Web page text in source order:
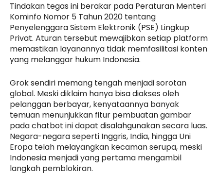
Tindakan tegas ini berakar pada Peraturan Menteri
Kominfo Nomor 5 Tahun 2020 tentang
Penyelenggara Sistem Elektronik (PSE) Lingkup
Privat. Aturan tersebut mewajibkan setiap platform
memastikan layanannya tidak memfasilitasi konten
yang melanggar hukum Indonesia.
Grok sendiri memang tengah menjadi sorotan
global. Meski diklaim hanya bisa diakses oleh
pelanggan berbayar, kenyataannya banyak
temuan menunjukkan fitur pembuatan gambar
pada chatbot ini dapat disalahgunakan secara luas.
Negara-negara seperti Inggris, India, hingga Uni
Eropa telah melayangkan kecaman serupa, meski
Indonesia menjadi yang pertama mengambil
langkah pemblokiran.